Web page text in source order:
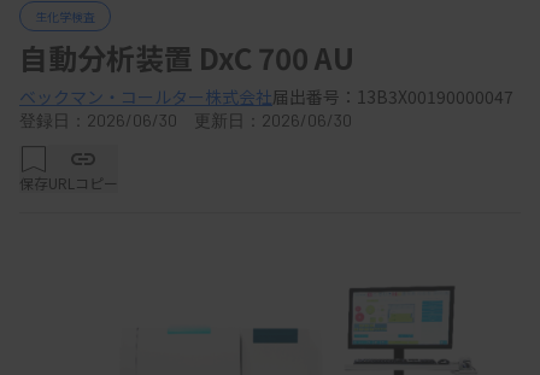
生化学検査
自動分析装置 DxC 700 AU
ベックマン・コールター株式会社届出番号：13B3X00190000047
登録日：2026/06/30 更新日：2026/06/30
保存URLコピー